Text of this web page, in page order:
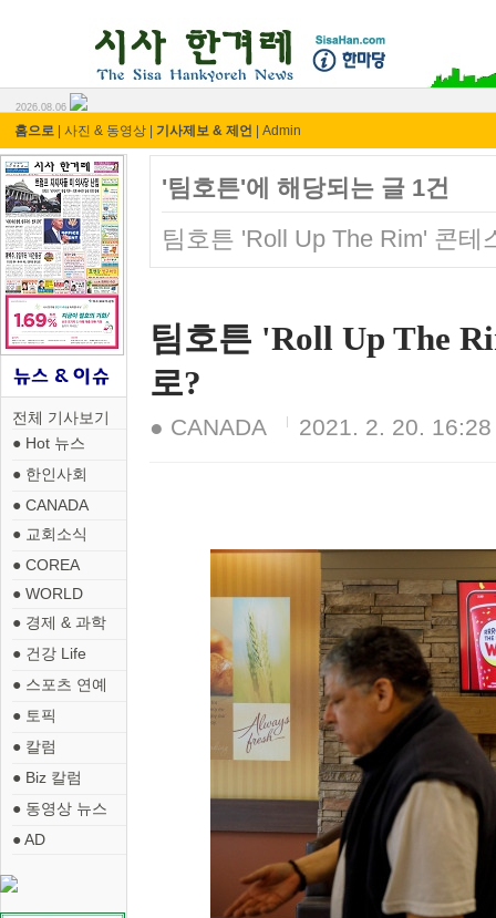
2026.08.06
홈으로 사진 & 동영상 기사제보 & 제언 Admin
전체 기사보기
● Hot 뉴스
● 한인사회
● CANADA
● 교회소식
● COREA
● WORLD
● 경제 & 과학
● 건강 Life
● 스포츠 연예
● 토픽
● 칼럼
● Biz 칼럼
● 동영상 뉴스
● AD
'팀호튼'에 해당되는 글 1건
팀호튼 'Roll Up The Rim' 콘
팀호튼 'Roll Up The
로?
● CANADA 2021. 2. 20. 16:28